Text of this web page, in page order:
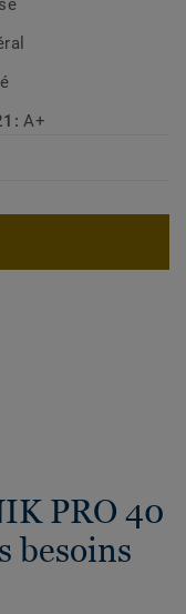
A+
PRO 40
besoins